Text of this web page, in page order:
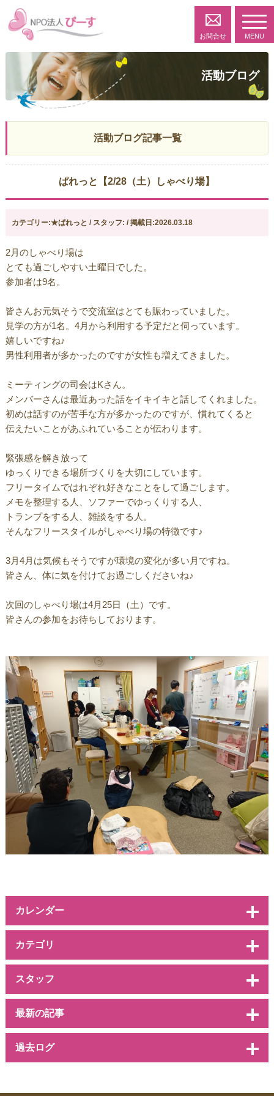
お問合せ MENU
活動ブログ
活動ブログ記事一覧
ぱれっと【2/28（土）しゃべり場】
カテゴリー:★ぱれっと / スタッフ: / 掲載日:2026.03.18
2月のしゃべり場は
とても過ごしやすい土曜日でした。
参加者は9名。
皆さんお元気そうで交流室はとても賑わっていました。
見学の方が1名。4月から利用する予定だと伺っています。
嬉しいですね♪
男性利用者が多かったのですが女性も増えてきました。
ミーティングの司会はKさん。
メンバーさんは最近あった話をイキイキと話してくれました。
初めは話すのが苦手な方が多かったのですが、慣れてくると
伝えたいことがあふれていることが伝わります。
緊張感を解き放って
ゆっくりできる場所づくりを大切にしています。
フリータイムではれぞれ好きなことをして過ごします。
メモを整理する人、ソファーでゆっくりする人、
トランプをする人、雑談をする人。
そんなフリースタイルがしゃべり場の特徴です♪
3月4月は気候もそうですが環境の変化が多い月ですね。
皆さん、体に気を付けてお過ごしくださいね♪
次回のしゃべり場は4月25日（土）です。
皆さんの参加をお待ちしております。
カレンダー
カテゴリ
スタッフ
最新の記事
過去ログ